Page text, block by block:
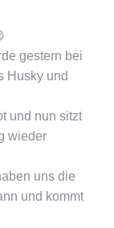
gestern bei
Husky und
und nun sitzt
wieder
uns die
und kommt